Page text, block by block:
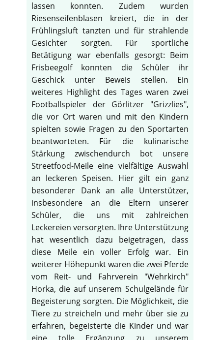
lassen konnten. Zudem wurden
Riesenseifenblasen kreiert, die in der
Frühlingsluft tanzten und für strahlende
Gesichter sorgten. Für sportliche
Betätigung war ebenfalls gesorgt: Beim
Frisbeegolf konnten die Schüler ihr
Geschick unter Beweis stellen. Ein
weiteres Highlight des Tages waren zwei
Footballspieler der Görlitzer "Grizzlies",
die vor Ort waren und mit den Kindern
spielten sowie Fragen zu den Sportarten
beantworteten. Für die kulinarische
Stärkung zwischendurch bot unsere
Streetfood-Meile eine vielfältige Auswahl
an leckeren Speisen. Hier gilt ein ganz
besonderer Dank an alle Unterstützer,
insbesondere an die Eltern unserer
Schüler, die uns mit zahlreichen
Leckereien versorgten. Ihre Unterstützung
hat wesentlich dazu beigetragen, dass
diese Meile ein voller Erfolg war. Ein
weiterer Höhepunkt waren die zwei Pferde
vom Reit- und Fahrverein "Wehrkirch"
Horka, die auf unserem Schulgelände für
Begeisterung sorgten. Die Möglichkeit, die
Tiere zu streicheln und mehr über sie zu
erfahren, begeisterte die Kinder und war